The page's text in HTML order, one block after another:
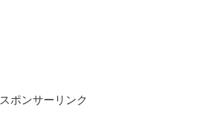
スポンサーリンク